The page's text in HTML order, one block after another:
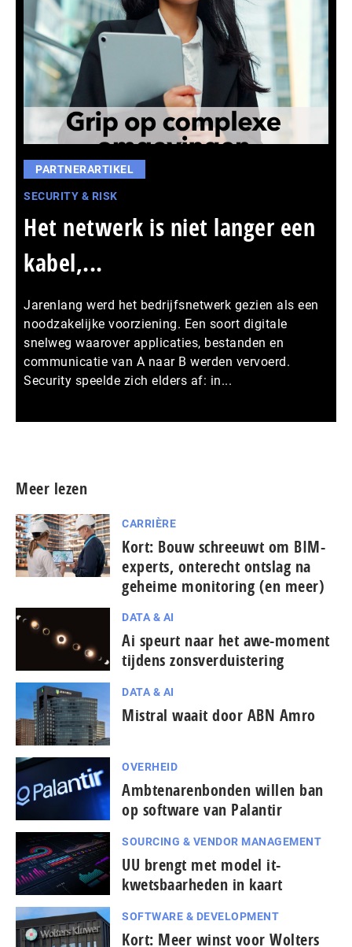
PARTNERARTIKEL
SECURITY & RISK
Het netwerk is niet langer een
kabel,...
Jarenlang werd het bedrijfsnetwerk gezien als een
noodzakelijke voorziening. Een soort digitale
snelweg waarover applicaties, bestanden en
communicatie van A naar B werden vervoerd.
Security speelde zich elders af: in...
Meer lezen
CARRIÈRE
Kort: Bouw schreeuwt om BIM-
experts, onterecht ontslag na
geheime monitoring (en meer)
DATA & AI
Ai speurt naar het awe-moment
tijdens zonsverduistering
DATA & AI
Mistral waait door ABN Amro
OVERHEID
Ambtenarenbonden willen ban
op software van Palantir
SOURCING & VENDOR MANAGEMENT
UU brengt met model it-
kwetsbaarheden in kaart
SOFTWARE & DEVELOPMENT
Kort: Meer winst voor Wolters